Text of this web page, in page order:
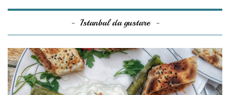
Istanbul da gustare